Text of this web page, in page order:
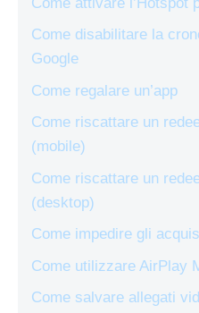
Come disabilitare la
Google
Come regalare un’app
Come riscattare un
(mobile)
Come riscattare un
(desktop)
Come impedire gli
Come utilizzare AirPlay
Come salvare allegati